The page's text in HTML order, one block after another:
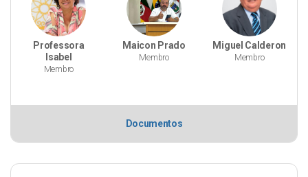
Professora
Isabel
Membro
Maicon Prado
Membro
Miguel Calderon
Membro
Documentos